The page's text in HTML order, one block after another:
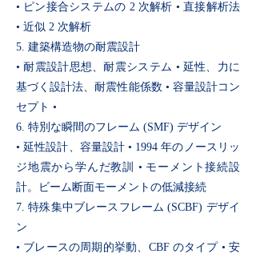
• ピン接合システムの 2 次解析 • 直接解析法
• 近似 2 次解析
5. 建築構造物の耐震設計
• 耐震設計思想、耐震システム • 延性、力に
基づく設計法、耐震性能係数 • 容量設計コン
セプト •
6. 特別な瞬間のフレーム (SMF) デザイン
• 延性設計、容量設計 • 1994 年のノースリッ
ジ地震から学んだ教訓 • モーメント接続設
計。ビーム断面モーメントの低減接続
7. 特殊集中ブレースフレーム (SCBF) デザイ
ン
• ブレースの周期的挙動、CBF のタイプ • 安